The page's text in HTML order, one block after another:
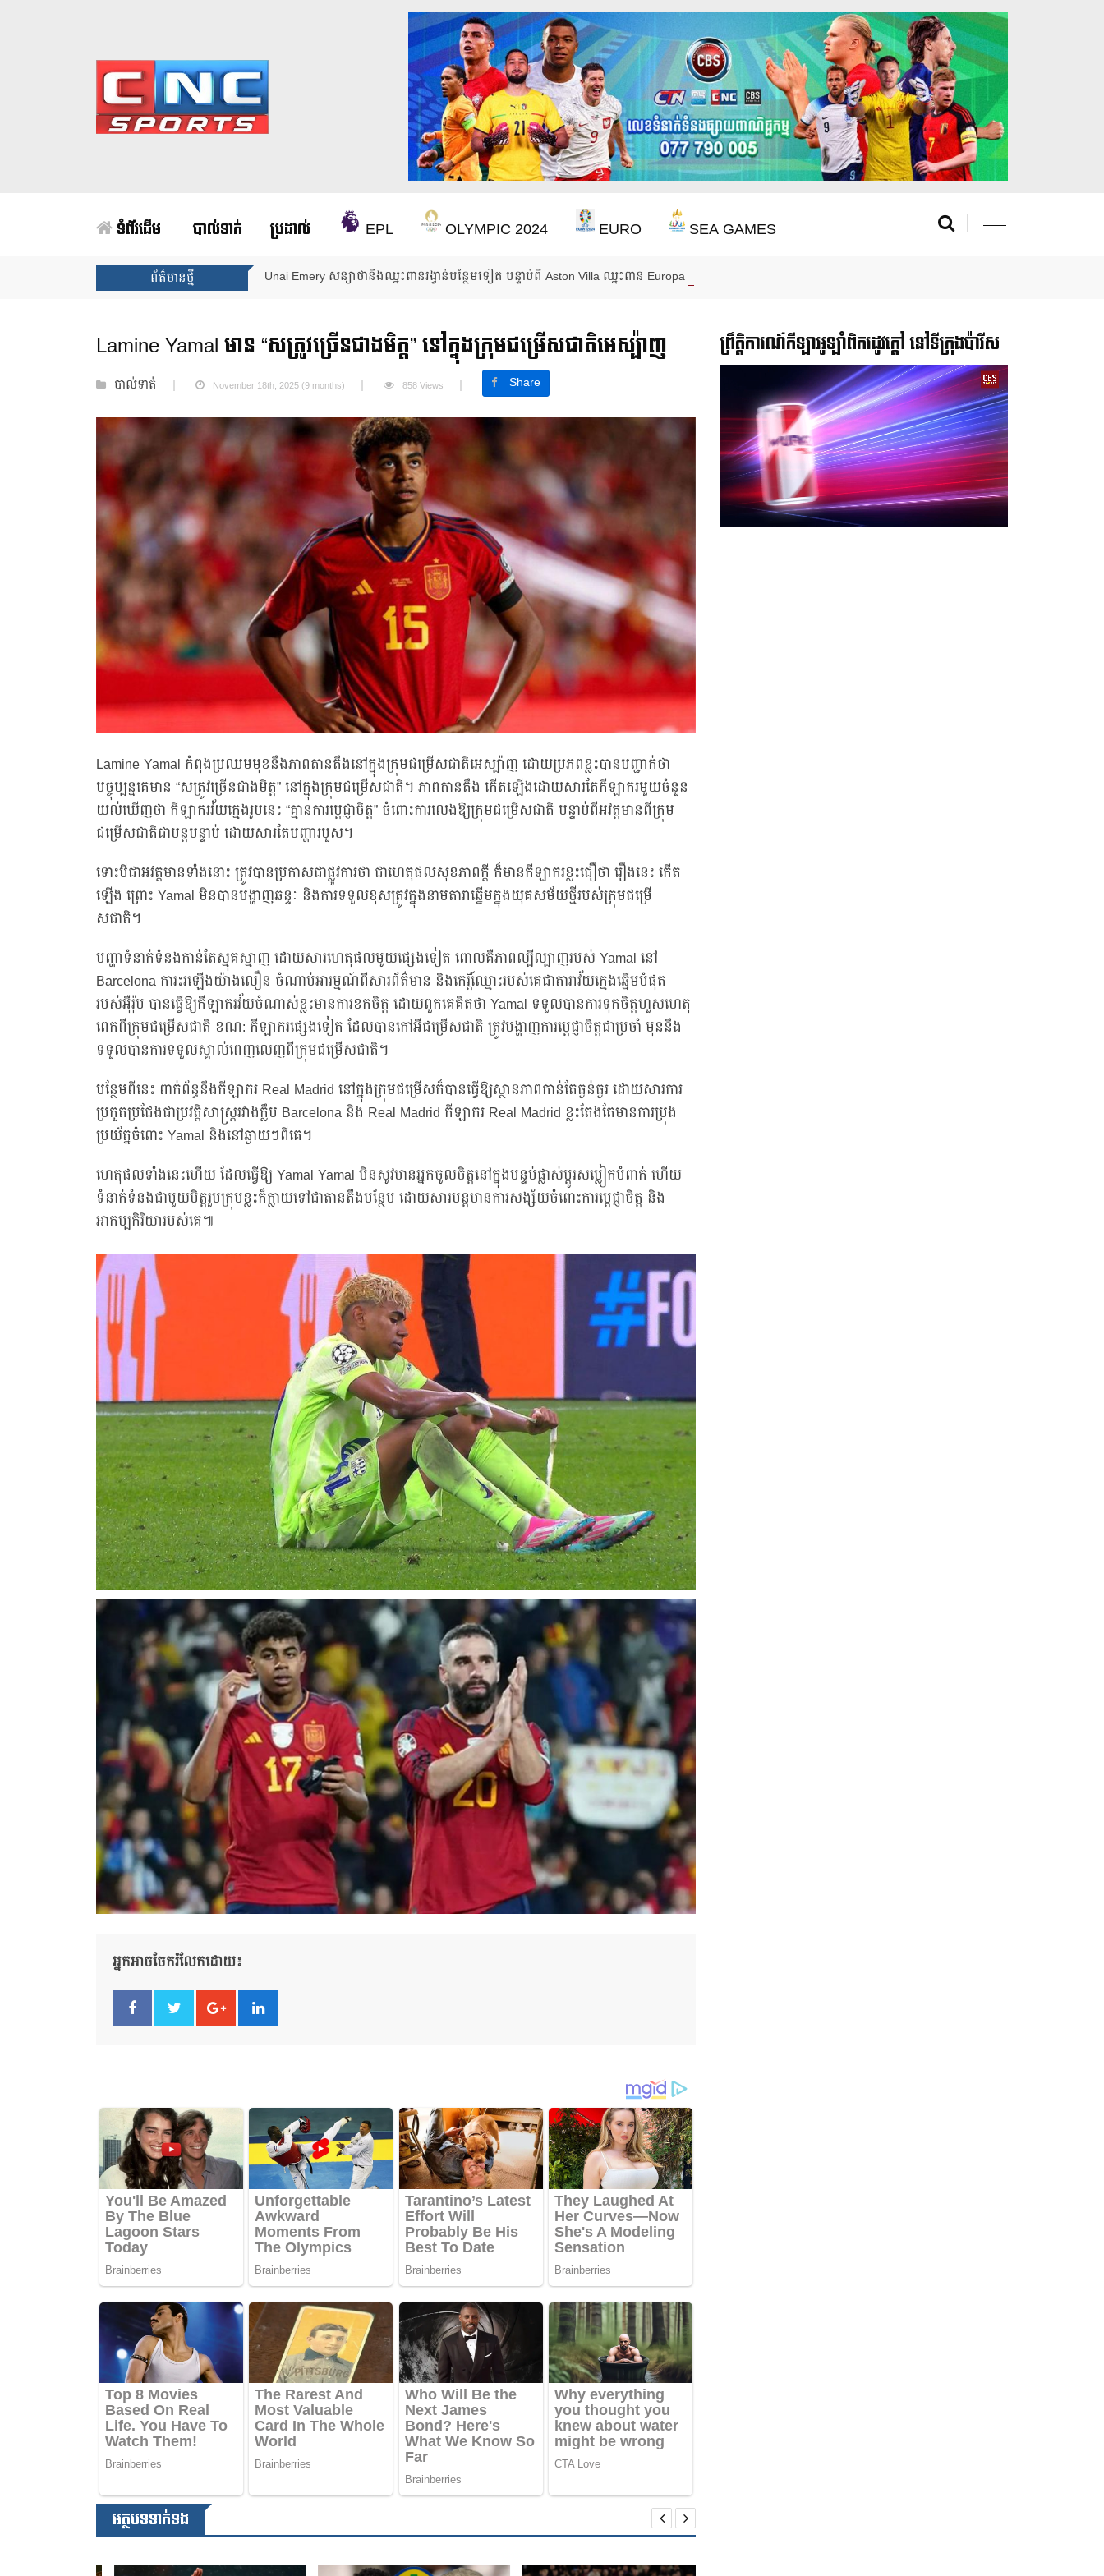
ទំព័រដើម បាល់ទាត់ ប្រដាល់ EPL OLYMPIC 2024 EURO SEA GAMES
ព័ត៌មានថ្មី Unai Emery សន្យាថានឹងឈ្នះពានរង្វាន់បន្ថែមទៀត បន្ទាប់ពី Aston Villa ឈ្នះពាន Europa League
Lamine Yamal មាន “សត្រូវច្រើនជាងមិត្ត” នៅក្នុងក្រុមជម្រើសជាតិអេស្ប៉ាញ
បាល់ទាត់ November 18th, 2025 (9 months) 858 Views Share
Lamine Yamal កំពុងប្រឈមមុខនឹងភាពតានតឹងនៅក្នុងក្រុមជម្រើសជាតិអេស្ប៉ាញ ដោយប្រភពខ្លះបានបញ្ជាក់ថា
បច្ចុប្បន្នគេមាន “សត្រូវច្រើនជាងមិត្ត” នៅក្នុងក្រុមជម្រើសជាតិ។ ភាពតានតឹង កើតឡើងដោយសារតែកីឡាករមួយចំនួន
យល់ឃើញថា កីឡាករវ័យក្មេងរូបនេះ “គ្មានការប្តេជ្ញាចិត្ត” ចំពោះការលេងឱ្យក្រុមជម្រើសជាតិ បន្ទាប់ពីអវត្តមានពីក្រុម
ជម្រើសជាតិជាបន្តបន្ទាប់ ដោយសារតែបញ្ហារបួស។
ទោះបីជាអវត្តមានទាំងនោះ ត្រូវបានប្រកាសជាផ្លូវការថា ជាហេតុផលសុខភាពក្តី ក៏មានកីឡាករខ្លះជឿថា រឿងនេះ កើត
ឡើង ព្រោះ Yamal មិនបានបង្ហាញឆន្ទៈ និងការទទួលខុសត្រូវក្នុងនាមតារាឆ្នើមក្នុងយុគសម័យថ្មីរបស់ក្រុមជម្រើ
សជាតិ។
បញ្ហាទំនាក់ទំនងកាន់តែស្មុគស្មាញ ដោយសារហេតុផលមូយផ្សេងទៀត ពោលគឺភាពល្បីល្បាញរបស់ Yamal នៅ
Barcelona ការះរឡើងយ៉ាងលឿន ចំណាប់អារម្មណ៍ពីសារព័ត៌មាន និងកេរ្ដិ៍ឈ្មោះរបស់គេជាតារាវ័យក្មេងឆ្នើមបំផុត
របស់អ៊ឺរ៉ុប បានធ្វើឱ្យកីឡាករវ័យចំណាស់ខ្លះមានការខកចិត្ត ដោយពួកគេគិតថា Yamal ទទួលបានការទុកចិត្តហួសហេតុ
ពេកពីក្រុមជម្រើសជាតិ ខណ: កីឡាករផ្សេងទៀត​ ដែលបានកៅអីជម្រើសជាតិ ​ត្រូវបង្ហាញការប្តេជ្ញាចិត្តជាប្រចាំ មុននឹង
ទទួលបានការទទួលស្គាល់ពេញលេញពីក្រុមជម្រើសជាតិ។
បន្ថែមពីនេះ ពាក់ព័ន្ធនឹងកីឡាករ Real Madrid នៅក្នុងក្រុមជម្រើសក៏បានធ្វើឱ្យស្ថានភាពកាន់តែធ្ងន់ធ្ងរ ដោយសារការ
ប្រកួតប្រជែងជាប្រវត្តិសាស្ត្ររវាងក្លឹប Barcelona និង Real Madrid កីឡាករ Real Madrid ខ្លះតែងតែមានការប្រុង
ប្រយ័ត្នចំពោះ Yamal និងនៅឆ្ងាយៗពីគេ។
ហេតុផលទាំងនេះហើយ ដែលធ្វើឱ្យ Yamal Yamal មិនសូវមានអ្នកចូលចិត្តនៅក្នុងបន្ទប់ផ្លាស់ប្ដូរសម្លៀកបំពាក់ ហើយ
ទំនាក់ទំនងជាមួយមិត្តរួមក្រុមខ្លះក៏ក្លាយទៅជាតានតឹងបន្ថែម ដោយសារបន្តមានការសង្ស័យចំពោះការប្តេជ្ញាចិត្ត និង
អាកប្បកិរិយារបស់គេ៕
អ្នកអាចចែករំលែកដោយ៖
អត្ថបទទាក់ទង
ព្រឹត្តិការណ៍កីឡាអូឡាំពិករដូវក្ដៅ នៅទីក្រុងប៉ារីស